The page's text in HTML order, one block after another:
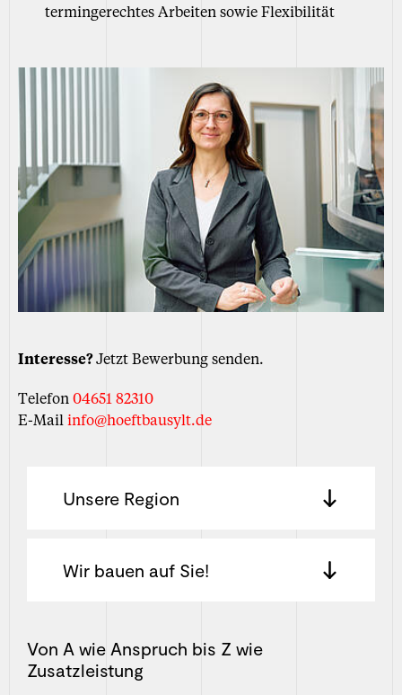
termingerechtes Arbeiten sowie Flexibilität
Interesse?Jetzt Bewerbung senden.
Telefon 04651 82310
E-Mail info@hoeftbausylt.de
Unsere Region
Wir bauen auf Sie!
Von A wie Anspruch bis Z wie
Zusatzleistung